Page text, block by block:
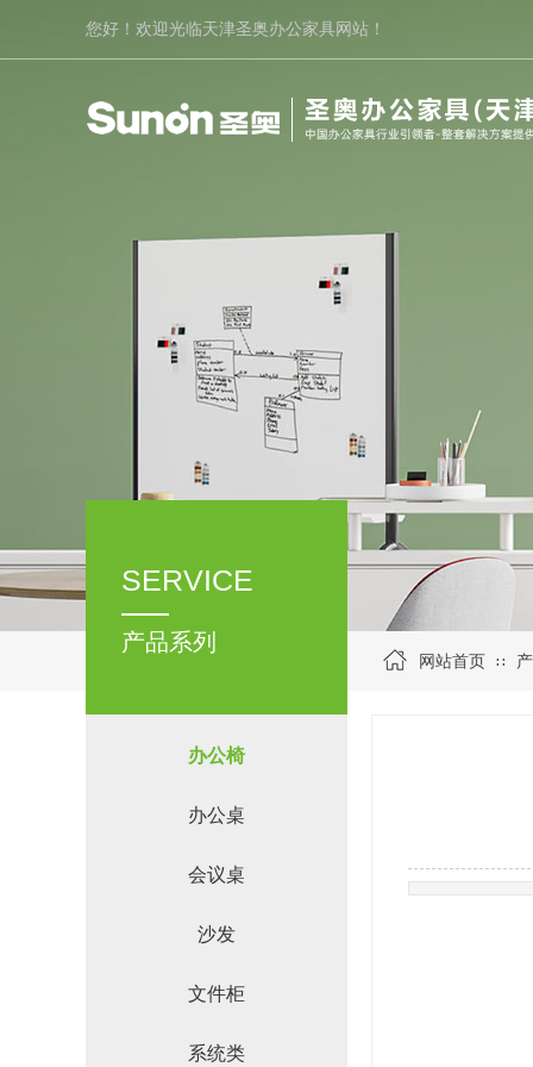
您好！欢迎光临天津圣奥办公家具网站！
网站首页 ∷
SERVICE
产品系列
办公椅
办公桌
会议桌
沙发
文件柜
系统类